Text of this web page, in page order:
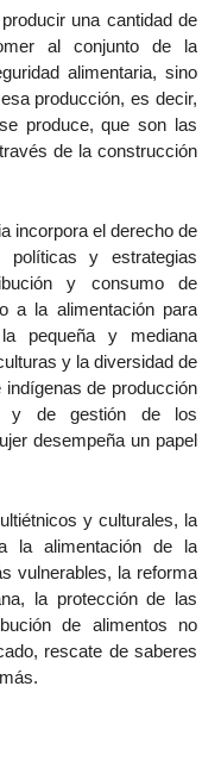
una cantidad de
al conjunto de la
alimentaria, sino
producción, es decir,
produce, que son las
de la construcción
incorpora el derecho de
y estrategias
y consumo de
a la alimentación para
pequeña y mediana
y la diversidad de
de producción
y de gestión de los
desempeña un papel
y culturales, la
la alimentación de la
vulnerables, la reforma
la protección de las
de alimentos no
rescate de saberes